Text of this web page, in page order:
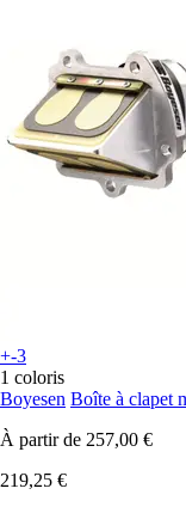
+-3
1 coloris
Boyesen Boîte à clapet
À partir de 257,00 €
219,25 €